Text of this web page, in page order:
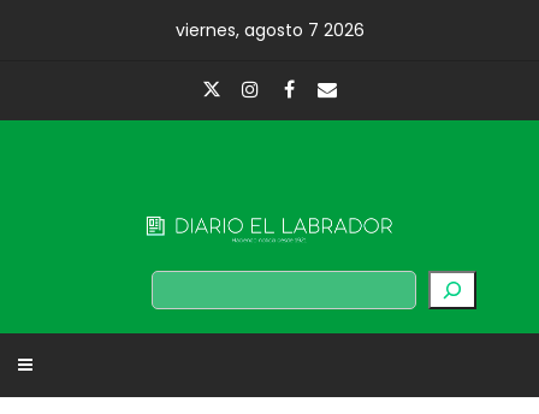
viernes, agosto 7 2026
Buscar